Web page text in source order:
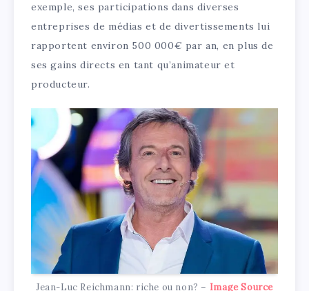
exemple, ses participations dans diverses
entreprises de médias et de divertissements lui
rapportent environ 500 000€ par an, en plus de
ses gains directs en tant qu’animateur et
producteur.
Jean-Luc Reichmann: riche ou non? – Image Source